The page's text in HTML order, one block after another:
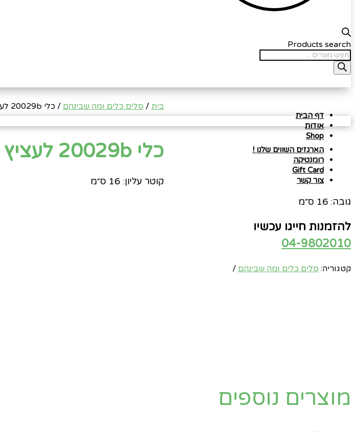
Products search
דף הבית
אודות
Shop
הארגזים השווים שלנו !
רומנטיקה
Gift Card
צור קשר
בית / סלים כלים ומה שבינהם / כלי 20029b לעציץ 15 לבן
כלי 20029b לעציץ 15 לבן
קוטר עליון: 16 ס״מ
גובה: 16 ס״מ
להזמנות חייגו עכשיו
04-9802010
קטגוריה: סלים כלים ומה שבינהם
מוצרים נוספים